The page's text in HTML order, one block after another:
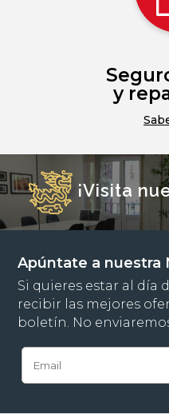
y
¡Visita
Apúntate a nuestra
Si quieres estar al día
recibir las mejores
boletín. No